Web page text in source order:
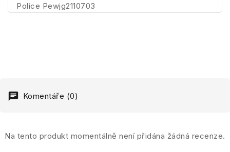
Police Pewjg2110703
Komentáře (0)
Na tento produkt momentálně není přidána žádná recenze.